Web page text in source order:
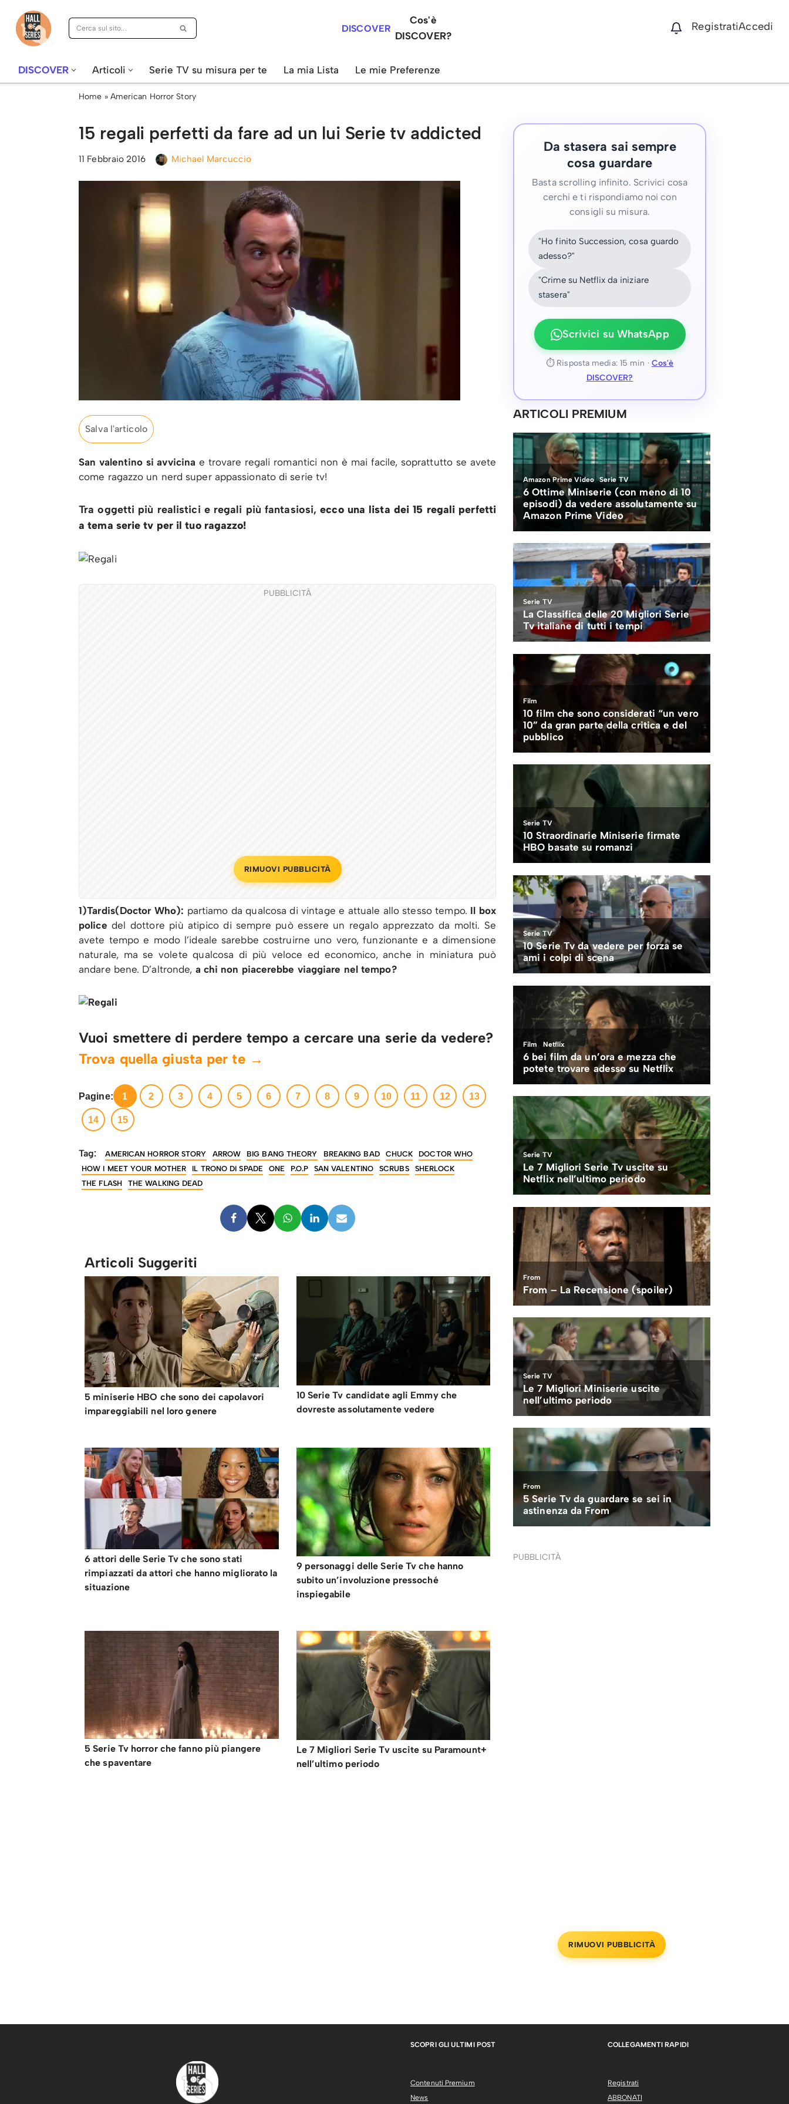
Vai
DISCOVER
Cos'è
DISCOVER?
RegistratiAccedi
DISCOVER Articoli Serie TV su misura per te La mia Lista Le mie Preferenze
Home » American Horror Story
15 regali perfetti da fare ad un lui Serie tv addicted
11 Febbraio 2016 Michael Marcuccio
Salva l'articolo
San valentino si avvicina e trovare regali romantici non è mai facile, soprattutto se avete
come ragazzo un nerd super appassionato di serie tv!
Tra oggetti più realistici e regali più fantasiosi,ecco una lista dei 15 regali perfetti
a tema serie tv per il tuo ragazzo!
PUBBLICITÀ
RIMUOVI PUBBLICITÀ
1)Tardis(Doctor Who): partiamo da qualcosa di vintage e attuale allo stesso tempo. Il box
police del dottore più atipico di sempre può essere un regalo apprezzato da molti. Se
avete tempo e modo l’ideale sarebbe costruirne uno vero, funzionante e a dimensione
naturale, ma se volete qualcosa di più veloce ed economico, anche in miniatura può
andare bene. D’altronde, a chi non piacerebbe viaggiare nel tempo?
Vuoi smettere di perdere tempo a cercare una serie da vedere?
Trova quella giusta per te →
Pagine: 1 2 3 4 5 6 7 8 9 10 11 12 13
14 15
Tag: AMERICAN HORROR STORY ARROW BIG BANG THEORY BREAKING BAD CHUCK
DOCTOR WHO
HOW I MEET YOUR MOTHER
IL TRONO DI SPADE ONE P.O.P SAN VALENTINO SCRUBS
SHERLOCK
THE FLASH
THE WALKING DEAD
Articoli Suggeriti
5 miniserie HBO che sono dei capolavori
impareggiabili nel loro genere
10 Serie Tv candidate agli Emmy che
dovreste assolutamente vedere
6 attori delle Serie Tv che sono stati
rimpiazzati da attori che hanno migliorato la
situazione
9 personaggi delle Serie Tv che hanno
subito un’involuzione pressoché
inspiegabile
5 Serie Tv horror che fanno più piangere
che spaventare
Le 7 Migliori Serie Tv uscite su Paramount+
nell’ultimo periodo
Da stasera sai sempre
cosa guardare
Basta scrolling infinito. Scrivici cosa
cerchi e ti rispondiamo noi con
consigli su misura.
"Ho finito Succession, cosa guardo
adesso?"
"Crime su Netflix da iniziare
stasera"
Scrivici su WhatsApp
⏱ Risposta media: 15 min · Cos'è
DISCOVER?
ARTICOLI PREMIUM
PUBBLICITÀ
RIMUOVI PUBBLICITÀ
SCOPRI GLI ULTIMI POST
Contenuti Premium
News
COLLEGAMENTI RAPIDI
Registrati
ABBONATI